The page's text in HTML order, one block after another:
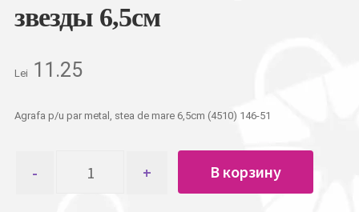
звезды 6,5см
Lei 11.25
Agrafa p/u par metal, stea de mare 6,5cm (4510) 146-51
товара
В корзину